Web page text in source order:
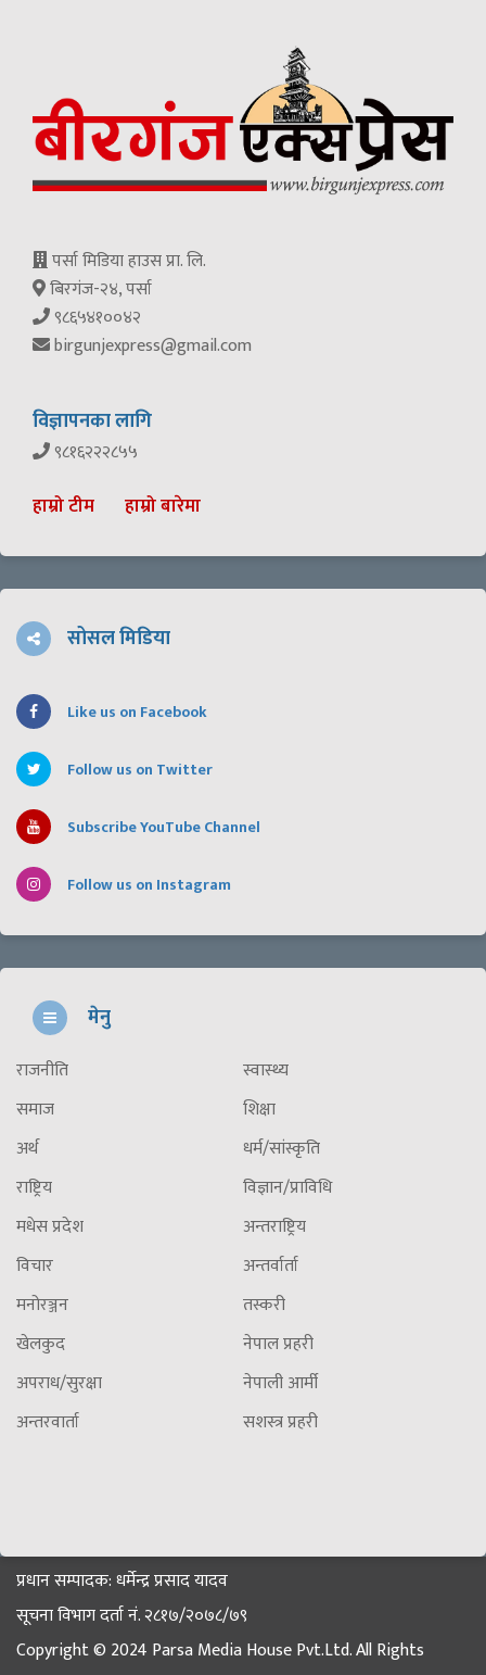
पर्सा मिडिया हाउस प्रा. लि.
बिरगंज-२४, पर्सा
९८६५४१००४२
birgunjexpress@gmail.com
विज्ञापनका लागि
९८१६२२२८५५
हाम्रो टीम हाम्रो बारेमा
सोसल मिडिया
Like us on Facebook
Follow us on Twitter
Subscribe YouTube Channel
Follow us on Instagram
मेनु
राजनीति
समाज
अर्थ
राष्ट्रिय
मधेस प्रदेश
विचार
मनोरञ्जन
खेलकुद
अपराध/सुरक्षा
अन्तरवार्ता
स्वास्थ्य
शिक्षा
धर्म/सांस्कृति
विज्ञान/प्राविधि
अन्तराष्ट्रिय
अन्तर्वार्ता
तस्करी
नेपाल प्रहरी
नेपाली आर्मी
सशस्त्र प्रहरी
प्रधान सम्पादक: धर्मेन्द्र प्रसाद यादव
सूचना विभाग दर्ता नं. २८१७/२०७८/७९
Copyright © 2024 Parsa Media House Pvt.Ltd. All Rights